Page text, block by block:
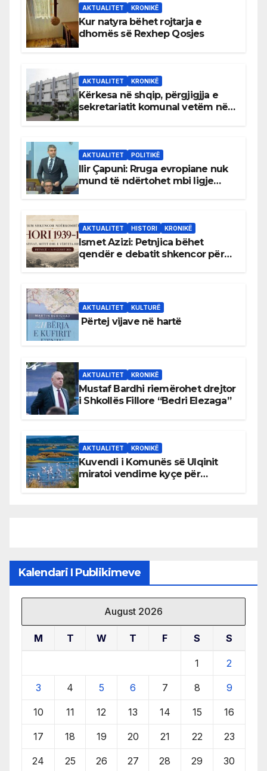
AKTUALITET KRONIKË
Kur natyra bëhet rojtarja e
dhomës së Rexhep Qosjes
AKTUALITET KRONIKË
Kërkesa në shqip, përgjigjja e
sekretariatit komunal vetëm në
AKTUALITET POLITIKË
Ilir Çapuni: Rruga evropiane nuk
mund të ndërtohet mbi ligje
AKTUALITET HISTORI KRONIKË
Ismet Azizi: Petnjica bëhet
qendër e debatit shkencor për
AKTUALITET KULTURË
Përtej vijave në hartë
AKTUALITET KRONIKË
Mustaf Bardhi riemërohet drejtor
i Shkollës Fillore “Bedri Elezaga”
AKTUALITET KRONIKË
Kuvendi i Komunës së Ulqinit
miratoi vendime kyçe për
Kalendari I Publikimeve
August 2026
M T W T F S S
1 2
3 4 5 6 7 8 9
10 11 12 13 14 15 16
17 18 19 20 21 22 23
24 25 26 27 28 29 30